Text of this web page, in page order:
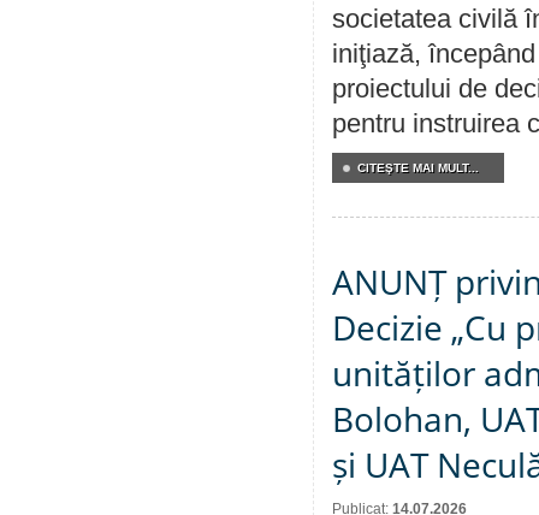
societatea civilă
iniţiază,
proiectului de
pentru instruirea
CITEŞTE MAI MULT...
ANUNȚ
Decizie „Cu
unităților
Bolohan,
și UAT
Publicat: 14.07.2026